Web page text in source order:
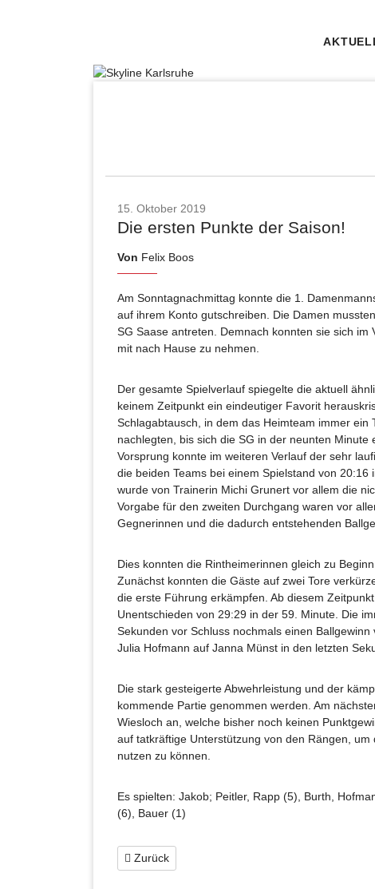
15. Oktober 2019
Die ersten Punkte der Saison!
Von Felix Boos
Am Sonntagnachmittag konnte die 1.
auf ihrem Konto gutschreiben. Die Damen
SG Saase antreten. Demnach konnten sie sich
mit nach Hause zu nehmen.
Der gesamte Spielverlauf spiegelte die aktuell
keinem Zeitpunkt ein eindeutiger Favorit
Schlagabtausch, in dem das Heimteam immer
nachlegten, bis sich die SG in der neunten
Vorsprung konnte im weiteren Verlauf der sehr
die beiden Teams bei einem Spielstand von
wurde von Trainerin Michi Grunert vor allem die
Vorgabe für den zweiten Durchgang waren vor
Gegnerinnen und die dadurch entstehenden
Dies konnten die Rintheimerinnen gleich zu
Zunächst konnten die Gäste auf zwei Tore
die erste Führung erkämpfen. Ab diesem
Unentschieden von 29:29 in der 59. Minute. Die
Sekunden vor Schluss nochmals einen
Julia Hofmann auf Janna Münst in den letzten
Die stark gesteigerte Abwehrleistung und der
kommende Partie genommen werden. Am
Wiesloch an, welche bisher noch keinen
auf tatkräftige Unterstützung von den Rängen,
nutzen zu können.
Es spielten: Jakob; Peitler, Rapp (5), Burth,
(6), Bauer (1)
Zurück